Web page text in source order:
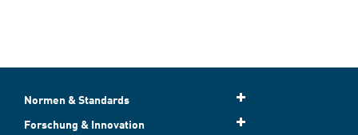
Normen & Standards
Forschung & Innovation